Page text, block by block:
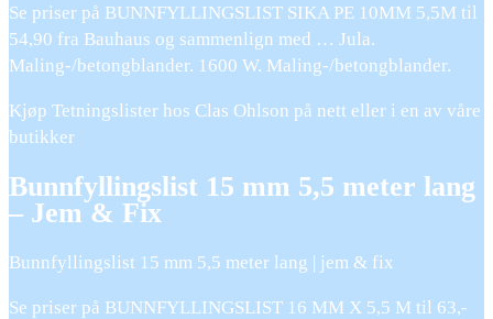
Se priser på BUNNFYLLINGSLIST SIKA PE 10MM 5,5M til
54,90 fra Bauhaus og sammenlign med … Jula.
Maling-/betongblander. 1600 W. Maling-/betongblander.
Kjøp Tetningslister hos Clas Ohlson på nett eller i en av våre
butikker
Bunnfyllingslist 15 mm 5,5 meter lang
– Jem & Fix
Bunnfyllingslist 15 mm 5,5 meter lang | jem & fix
Se priser på BUNNFYLLINGSLIST 16 MM X 5,5 M til 63,-